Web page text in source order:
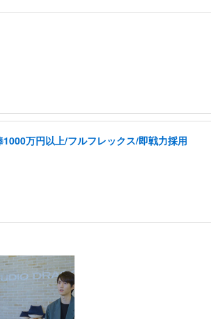
万円以上/フルフレックス/即戦力採用